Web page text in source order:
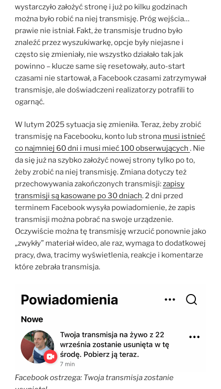
wystarczyło założyć stronę i już po kilku godzinach
można było robić na niej transmisję. Próg wejścia…
prawie nie istniał. Fakt, że transmisje trudno było
znaleźć przez wyszukiwarkę, opcje były niejasne i
często się zmieniały, nie wszystko działało tak jak
powinno – klucze same się resetowały, auto-start
czasami nie startował, a Facebook czasami zatrzymywał
transmisje, ale doświadczeni realizatorzy potrafili to
ogarnąć.
W lutym 2025 sytuacja się zmieniła. Teraz, żeby zrobić
transmisję na Facebooku, konto lub strona musi istnieć
co najmniej 60 dni i musi mieć 100 obserwujących . Nie
da się już na szybko założyć nowej strony tylko po to,
żeby zrobić na niej transmisję. Zmiana dotyczy też
przechowywania zakończonych transmisji:zapisy
transmisji są kasowane po 30 dniach. 2 dni przed
terminem Facebook wysyła powiadomienie, że zapis
transmisji można pobrać na swoje urządzenie.
Oczywiście można tę transmisję wrzucić ponownie jako
„zwykły” materiał wideo, ale raz, wymaga to dodatkowej
pracy, dwa, tracimy wyświetlenia, reakcje i komentarze
które zebrała transmisja.
Facebook ostrzega: Twoja transmisja zostanie